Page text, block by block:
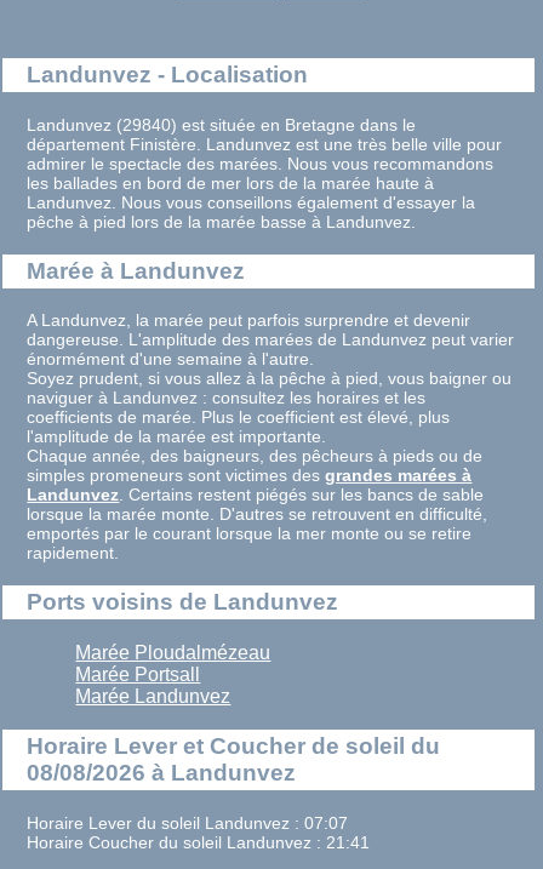
Landunvez - Localisation
Landunvez (29840) est située en Bretagne dans le
département Finistère. Landunvez est une très belle ville pour
admirer le spectacle des marées. Nous vous recommandons
les ballades en bord de mer lors de la marée haute à
Landunvez. Nous vous conseillons également d'essayer la
pêche à pied lors de la marée basse à Landunvez.
Marée à Landunvez
A Landunvez, la marée peut parfois surprendre et devenir
dangereuse. L'amplitude des marées de Landunvez peut varier
énormément d'une semaine à l'autre.
Soyez prudent, si vous allez à la pêche à pied, vous baigner ou
naviguer à Landunvez : consultez les horaires et les
coefficients de marée. Plus le coefficient est élevé, plus
l'amplitude de la marée est importante.
Chaque année, des baigneurs, des pêcheurs à pieds ou de
simples promeneurs sont victimes desgrandes marées à
Landunvez. Certains restent piégés sur les bancs de sable
lorsque la marée monte. D'autres se retrouvent en difficulté,
emportés par le courant lorsque la mer monte ou se retire
rapidement.
Ports voisins de Landunvez
Marée Ploudalmézeau
Marée Portsall
Marée Landunvez
Horaire Lever et Coucher de soleil du
08/08/2026 à Landunvez
Horaire Lever du soleil Landunvez : 07:07
Horaire Coucher du soleil Landunvez : 21:41